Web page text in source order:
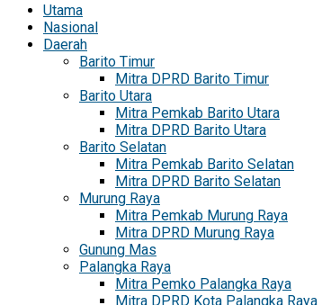
Utama
Nasional
Daerah
Barito Timur
Mitra DPRD Barito Timur
Barito Utara
Mitra Pemkab Barito Utara
Mitra DPRD Barito Utara
Barito Selatan
Mitra Pemkab Barito Selatan
Mitra DPRD Barito Selatan
Murung Raya
Mitra Pemkab Murung Raya
Mitra DPRD Murung Raya
Gunung Mas
Palangka Raya
Mitra Pemko Palangka Raya
Mitra DPRD Kota Palangka Raya